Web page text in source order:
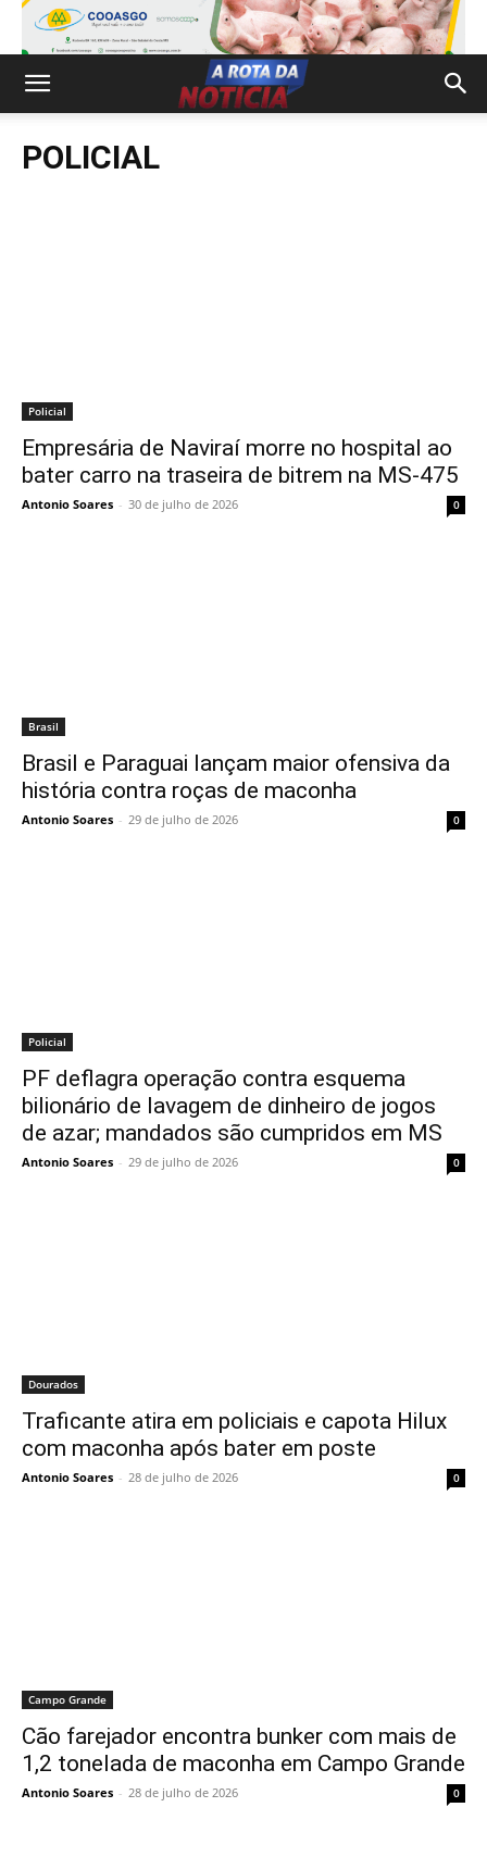
POLICIAL
Policial
Empresária de Naviraí morre no hospital ao
bater carro na traseira de bitrem na MS-475
Antonio Soares - 30 de julho de 2026 0
Brasil
Brasil e Paraguai lançam maior ofensiva da
história contra roças de maconha
Antonio Soares - 29 de julho de 2026 0
Policial
PF deflagra operação contra esquema
bilionário de lavagem de dinheiro de jogos
de azar; mandados são cumpridos em MS
Antonio Soares - 29 de julho de 2026 0
Dourados
Traficante atira em policiais e capota Hilux
com maconha após bater em poste
Antonio Soares - 28 de julho de 2026 0
Campo Grande
Cão farejador encontra bunker com mais de
1,2 tonelada de maconha em Campo Grande
Antonio Soares - 28 de julho de 2026 0